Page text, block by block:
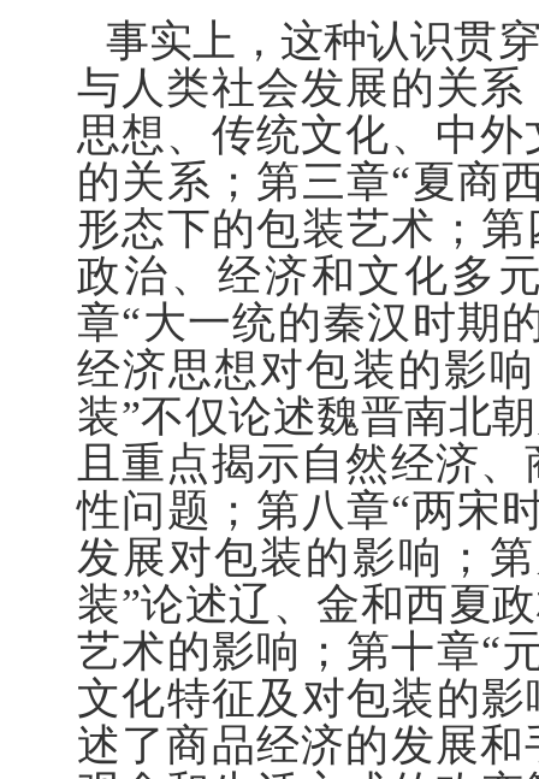
事实上，这种认识贯
与人类社会发展的关
思想、传统文化、中
的关系；第三章“夏商
形态下的包装艺术；
政治、经济和文化多
章“大一统的秦汉时期
经济思想对包装的影
装”不仅论述魏晋南北
且重点揭示自然经济
性问题；第八章“两宋
发展对包装的影响；
装”论述辽、金和西夏
艺术的影响；第十章“
文化特征及对包装的
述了商品经济的发展